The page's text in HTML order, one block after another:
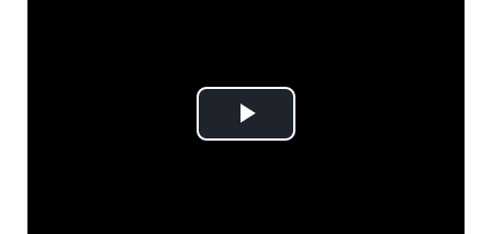
Play